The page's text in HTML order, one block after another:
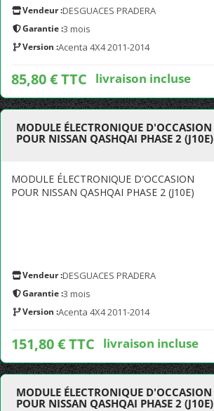
Vendeur :DESGUACES PRADERA
Garantie :3 mois
Version :Acenta 4X4 2011-2014
85,80 € TTC livraison incluse
MODULE ÉLECTRONIQUE D'OCCASION
POUR NISSAN QASHQAI PHASE 2 (J10E)
MODULE ÉLECTRONIQUE D'OCCASION
POUR NISSAN QASHQAI PHASE 2 (J10E)
Vendeur :DESGUACES PRADERA
Garantie :3 mois
Version :Acenta 4X4 2011-2014
151,80 € TTC livraison incluse
MODULE ÉLECTRONIQUE D'OCCASION
POUR NISSAN QASHQAI PHASE 2 (J10E)